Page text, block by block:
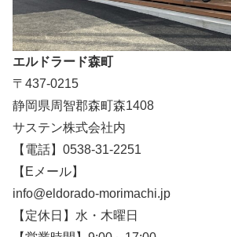
エルドラード森町
〒437-0215
静岡県周智郡森町森1408
サステン株式会社内
【電話】0538-31-2251
【Eメール】
info@eldorado-morimachi.jp
【定休日】水・木曜日